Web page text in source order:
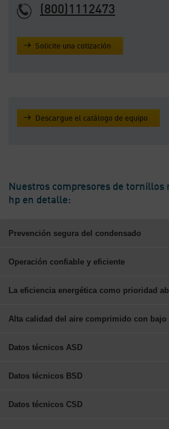
(800)1112473
Solicite una cotización
Descargue el catálogo de equipo
Nuestros compresores de tornillos
hp en detalle:
Prevención segura del condensado
Operación confiable y eficiente
La eficiencia energética como prioridad
Alta calidad del aire comprimido con bajo
Datos técnicos ASD
Datos técnicos BSD
Datos técnicos CSD